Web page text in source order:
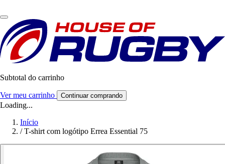
Subtotal do carrinho
Ver meu carrinho Continuar comprando
Loading...
Início
/ T-shirt com logótipo Errea Essential 75